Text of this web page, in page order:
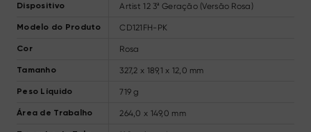
Dispositivo Artist 12 3ª Geração (Versão Rosa)
Modelo do Produto CD121FH-PK
Cor Rosa
Tamanho 327,2 x 189,1 x 12,0 mm
Peso Líquido 719 g
Área de Trabalho 264,0 x 149,0 mm